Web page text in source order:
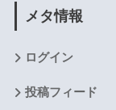
メタ情報
ログイン
投稿フィード